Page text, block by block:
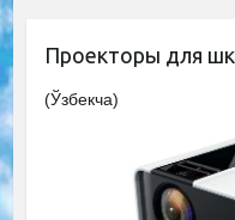
Проекторы для
(Ўзбекча)